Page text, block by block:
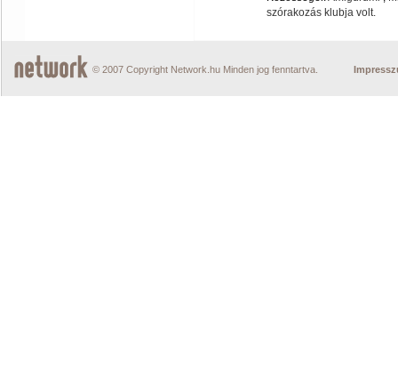
szórakozás klubja volt.
© 2007 Copyright Network.hu Minden jog fenntartva.